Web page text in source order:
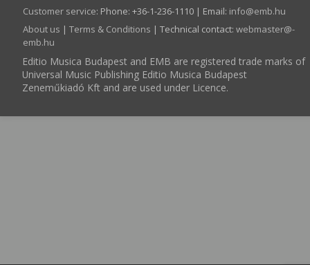
Customer service: Phone: +36-1-236-1110 | Email: info­@­emb.hu
About us | Terms & Conditions | Technical contact: webmaster­@­
emb.hu
Editio Musica Budapest and EMB are registered trade marks of
Universal Music Publishing Editio Musica Budapest
Zeneműkiadó Kft and are used under Licence.